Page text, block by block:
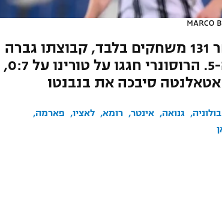
MARCO
הפורטוגלי רשם את ציון הדרך לאחר 131 משחקים בלבד, קבוצתו גברה
1:3 על ססואלו, אך נותרה במקום ה-5. הרוסונרי חגגו על טורינו על 0:7,
בולוניה גנואה אינטר רומא לאציו
פארמה